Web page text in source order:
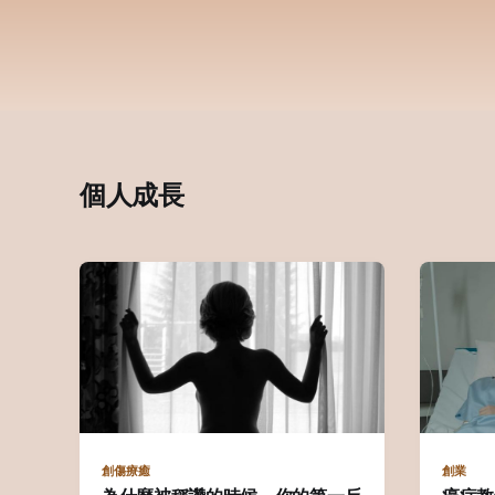
個人成長
創傷療癒 創業